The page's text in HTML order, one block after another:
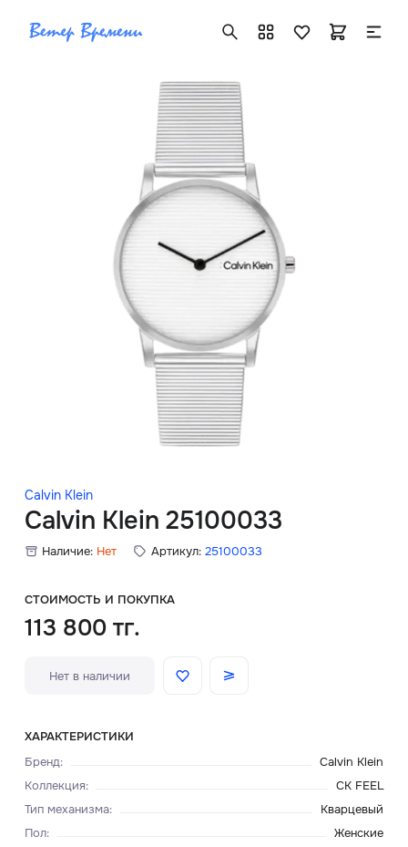
Calvin Klein
Calvin Klein 25100033
Наличие: Нет Артикул: 25100033
СТОИМОСТЬ И ПОКУПКА
113 800 тг.
Нет в наличии
ХАРАКТЕРИСТИКИ
Бренд:
Calvin Klein
Коллекция:
CK FEEL
Тип механизма:
Кварцевый
Пол:
Женские
+7 ( 705 ) 181-42-50
info@vetervremeni.kz
Авторизация
Каталог
Мужские часы
Женские часы
Скидки
Главная
О нас